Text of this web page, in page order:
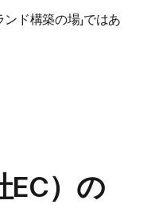
ンド構築の場」ではあ
EC）の